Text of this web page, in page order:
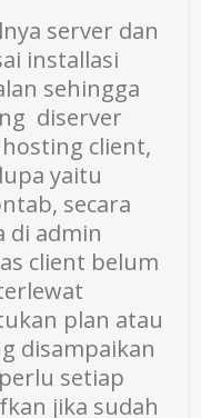
server dan
installasi
sehingga
diserver
client,
yaitu
secara
di admin
client belum
plan atau
disampaikan
setiap
jika sudah